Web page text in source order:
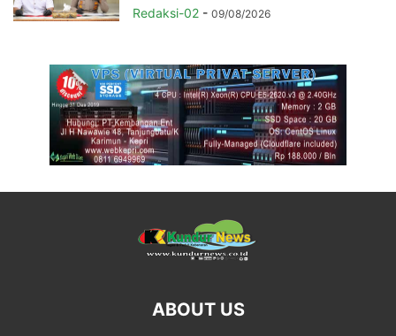
Redaksi-02 - 09/08/2026
ABOUT US